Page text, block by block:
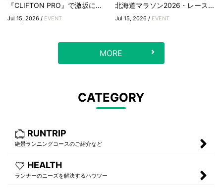
『CLIFTON PRO』で激坂に...
Jul 15, 2026 / EVENT
北海道マラソン2026・レース...
Jul 15, 2026 / EVENT
MORE
CATEGORY
RUNTRIP
絶景ランニングコースのご紹介など
HEALTH
ランナーのニーズを解決するハウツー